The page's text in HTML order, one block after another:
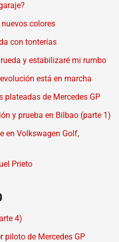
colores
con tonterías
y estabilizaré mi rumbo
está en marcha
plateadas de Mercedes GP
y prueba en Bilbao (parte 1)
en Volkswagen Golf,
Prieto
4)
piloto de Mercedes GP